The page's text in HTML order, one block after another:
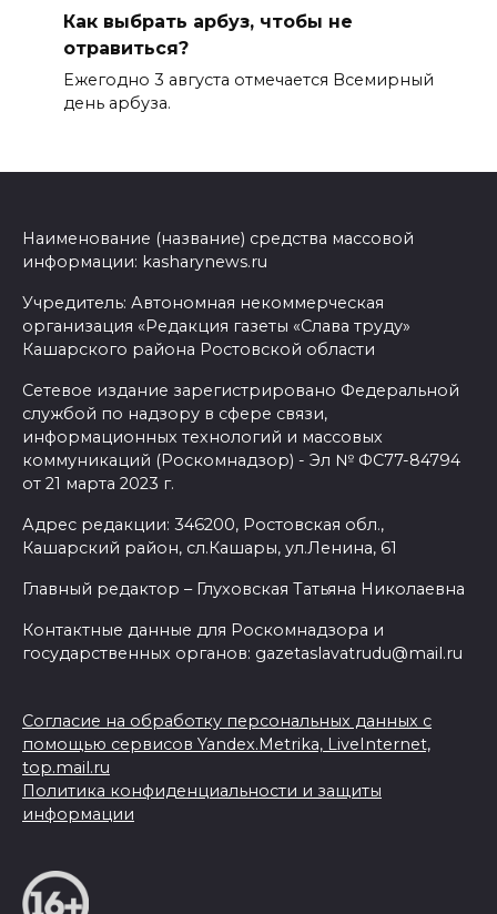
Как выбрать арбуз, чтобы не
отравиться?
Ежегодно 3 августа отмечается Всемирный
день арбуза.
Наименование (название) средства массовой
информации: kasharynews.ru
Учредитель: Автономная некоммерческая
организация «Редакция газеты «Слава труду»
Кашарского района Ростовской области
Сетевое издание зарегистрировано Федеральной
службой по надзору в сфере связи,
информационных технологий и массовых
коммуникаций (Роскомнадзор) - Эл № ФС77-84794
от 21 марта 2023 г.
Адрес редакции: 346200, Ростовская обл.,
Кашарский район, сл.Кашары, ул.Ленина, 61
Главный редактор – Глуховская Татьяна Николаевна
Контактные данные для Роскомнадзора и
государственных органов: gazetaslavatrudu@mail.ru
Согласие на обработку персональных данных с
помощью сервисов Yandex.Metrika, LiveInternet,
top.mail.ru
Политика конфиденциальности и защиты
информации